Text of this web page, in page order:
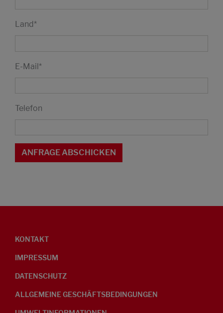
Land*
E-Mail*
Telefon
KONTAKT
IMPRESSUM
DATENSCHUTZ
ALLGEMEINE GESCHÄFTSBEDINGUNGEN